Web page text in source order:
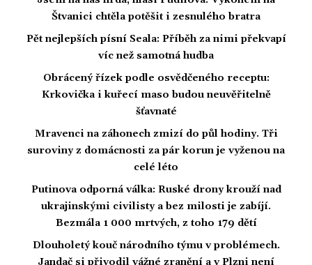
Štvanici chtěla potěšit i zesnulého bratra
Pět nejlepších písní Seala: Příběh za nimi překvapí
víc než samotná hudba
Obrácený řízek podle osvědčeného receptu:
Krkovička i kuřecí maso budou neuvěřitelně
šťavnaté
Mravenci na záhonech zmizí do půl hodiny. Tři
suroviny z domácnosti za pár korun je vyženou na
celé léto
Putinova odporná válka: Ruské drony krouží nad
ukrajinskými civilisty a bez milosti je zabíjí.
Bezmála 1 000 mrtvých, z toho 179 dětí
Dlouholetý kouč národního týmu v problémech.
Jandač si přivodil vážné zranění a v Plzni není